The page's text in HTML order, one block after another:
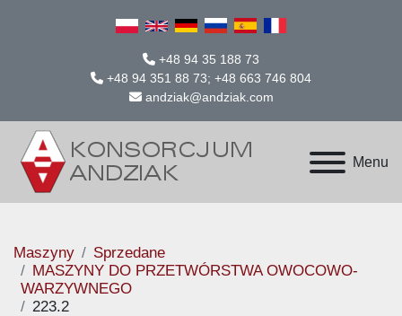
+48 94 35 188 73
+48 94 351 88 73; +48 663 746 804
andziak@andziak.com
Menu
Maszyny
Sprzedane
MASZYNY DO PRZETWÓRSTWA OWOCOWO-
WARZYWNEGO
223.2